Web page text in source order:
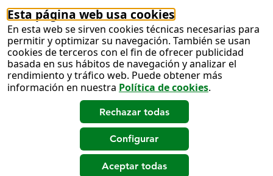
Esta página web usa cookies
En esta web se sirven cookies técnicas necesarias para
permitir y optimizar su navegación. También se usan
cookies de terceros con el fin de ofrecer publicidad
basada en sus hábitos de navegación y analizar el
rendimiento y tráfico web. Puede obtener más
información en nuestra Política de cookies.